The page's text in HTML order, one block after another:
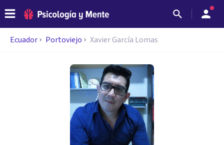
Ecuador Portoviejo Xavier García Lomas